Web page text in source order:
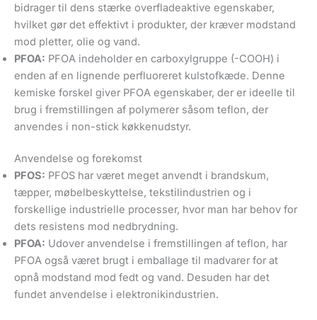
bidrager til dens stærke overfladeaktive egenskaber,
hvilket gør det effektivt i produkter, der kræver modstand
mod pletter, olie og vand.
PFOA: PFOA indeholder en carboxylgruppe (-COOH) i
enden af en lignende perfluoreret kulstofkæde. Denne
kemiske forskel giver PFOA egenskaber, der er ideelle til
brug i fremstillingen af polymerer såsom teflon, der
anvendes i non-stick køkkenudstyr.
Anvendelse og forekomst
PFOS: PFOS har været meget anvendt i brandskum,
tæpper, møbelbeskyttelse, tekstilindustrien og i
forskellige industrielle processer, hvor man har behov for
dets resistens mod nedbrydning.
PFOA: Udover anvendelse i fremstillingen af teflon, har
PFOA også været brugt i emballage til madvarer for at
opnå modstand mod fedt og vand. Desuden har det
fundet anvendelse i elektronikindustrien.